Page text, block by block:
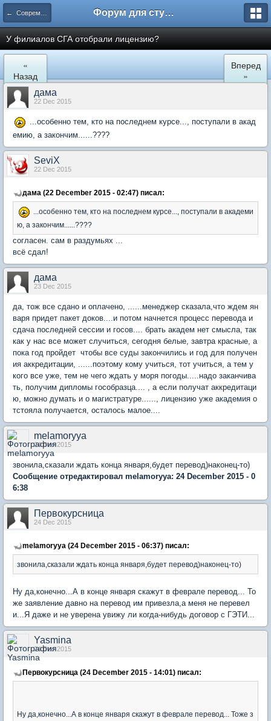
← Современная Гуманитарная Академия Форум для студента СГА
У филиалов СГА отобрали лицензию?
«
Назад
Вперед
»
дама
22 Dec 2015
...особенно тем, кто на последнем курсе..., поступали в акад
емию, а закончим......????
SeviX
22 Dec 2015
дама (22 December 2015 - 02:47) писал:
...особенно тем, кто на последнем курсе..., поступали в академи
ю, а закончим......????
согласен. сам в раздумьях ...
всё сдал!
дама
23 Dec 2015
да, тож все сдано и оплачено, ......менеджер сказала,что ждем ян
варя придет пакет доков....и потом начнется процесс перевода и
сдача последней сессии и госов.... брать академ нет смысла, так
как у нас все может случиться, сегодня белые, завтра красные, а
пока год пройдет чтобы все суды закончились и год для получен
ия аккредитации, ......поэтому кому учиться, тот учиться, а тем у
кого все уже, тем не чего ждать у моря погоды.....надо заканчива
ть, получим дипломы гособразца.... , а если получат аккредитаци
ю, можно думать и о магистратуре......, лицензию уже академия о
тстояла получается, осталось малое....
melamoryya
24 Dec 2015
звонила,сказали ждать конца января,будет перевод)наконец-то)
Сообщение отредактировал melamoryya: 24 December 2015 - 0
6:38
Первокурсница
24 Dec 2015
melamoryya (24 December 2015 - 06:37) писал:
звонила,сказали ждать конца января,будет перевод)наконец-то)
Ну да,конечно...А в конце января скажут в феврале перевод... То
же заявление давно на перевод им привезла,а меня не перевел
и...Я даже и не уверена увижу ли когда-нибудь договор с ГЭТИ...
Yasmina
24 Dec 2015
Первокурсница (24 December 2015 - 14:01) писал:
Ну да,конечно...А в конце января скажут в феврале перевод... Тоже з